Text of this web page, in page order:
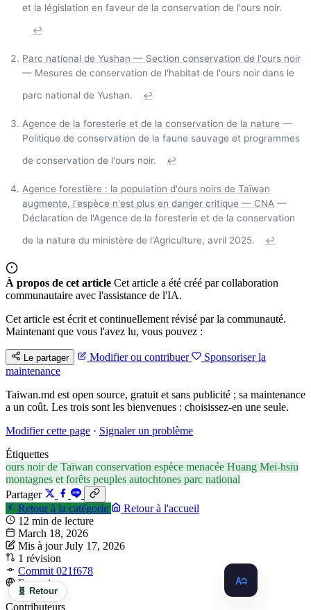
et la législation en faveur de la conservation de l'ours noir.
↩
Parc national de Yushan — Section conservation de l'ours noir
— Mesures de conservation de l'habitat de l'ours noir dans le
parc national de Yushan.
↩
Agence de la foresterie et de la conservation de la nature —
Politique de conservation de la faune sauvage et programmes
de conservation de l'ours noir.
↩
Agence forestière : la population d'ours noirs de Taïwan
augmente, l'espèce n'est plus en danger critique — CNA —
Déclaration de l'Agence de la foresterie et de la conservation
de la nature du ministère de l'Agriculture, avril 2025.
↩
À propos de cet article Cet article a été créé par collaboration
communautaire avec l'assistance de l'IA.
Cet article est écrit et continuellement révisé par la communauté.
Maintenant que vous l'avez lu, vous pouvez :
Le partager Modifier ou contribuer
Sponsoriser la
maintenance
Taiwan.md est open source, gratuit et sans publicité ; sa maintenance
a un coût. Les trois sont les bienvenues : choisissez-en une seule.
Modifier cette page · Signaler un problème
Étiquettes
ours noir de Taïwan conservation espèce menacée Huang Mei-hsiu
montagnes et forêts peuples autochtones parc national
Partager
Retour à la catégorie
Retour à l'accueil
12 min de lecture
March 18, 2026
Mis à jour July 17, 2026
1 révision
Commit 021f678
Français
Contributeurs
🧬 Retour